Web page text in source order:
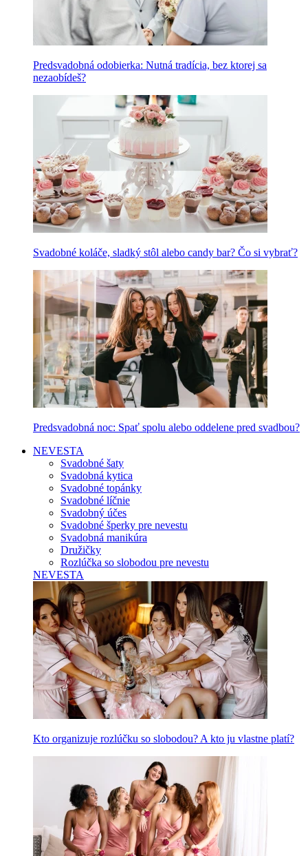
Predsvadobná odobierka: Nutná tradícia, bez ktorej sa
nezaobídeš?
Svadobné koláče, sladký stôl alebo candy bar? Čo si vybrať?
Predsvadobná noc: Spať spolu alebo oddelene pred svadbou?
NEVESTA
Svadobné šaty
Svadobná kytica
Svadobné topánky
Svadobné líčnie
Svadobný účes
Svadobné šperky pre nevestu
Svadobná manikúra
Družičky
Rozlúčka so slobodou pre nevestu
NEVESTA
Kto organizuje rozlúčku so slobodou? A kto ju vlastne platí?